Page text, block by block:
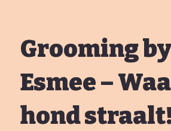
Grooming by
Esmee –
hond